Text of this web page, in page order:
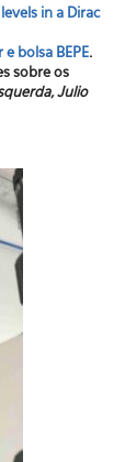
in a Dirac
bolsa BEPE.
sobre os
Julio